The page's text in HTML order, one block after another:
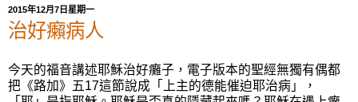
2015年12月7日星期一
治好癩病人
今天的福音講述耶穌治好癱子，電子版本的聖經無獨有偶都
把《路加》五17這節說成「上主的德能催迫耶治病」，